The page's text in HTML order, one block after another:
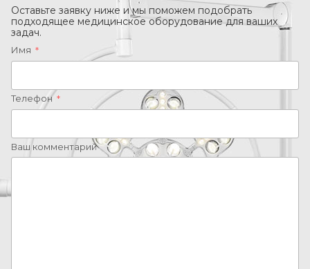
Оставьте заявку ниже и мы поможем подобрать
подходящее медицинское оборудование для ваших
задач.
Имя *
Телефон *
Ваш комментарий